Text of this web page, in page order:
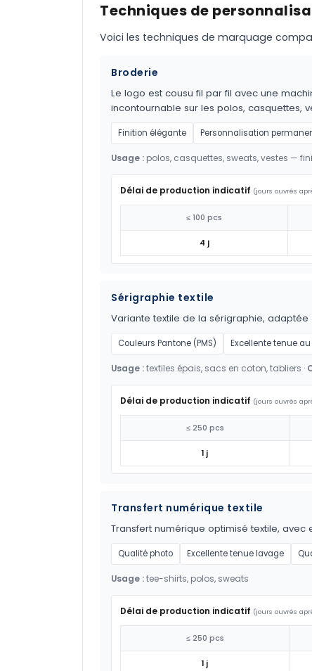
Techniques de
Voici les techniques de marquage
Broderie
Le logo est cousu fil par fil avec une
incontournable sur les polos, casquettes,
Finition élégante Personnalisation
Usage : polos, casquettes, sweats, vestes —
Délai de production indicatif (jours ouvrés
≤ 100 pcs
4 j
Sérigraphie textile
Variante textile de la sérigraphie, adaptée
Couleurs Pantone (PMS) Excellente tenue
Usage :textiles épais, sacs en coton, tabliers ·
Délai de production indicatif (jours ouvrés
≤ 250 pcs
1 j
Transfert numérique textile
Transfert numérique optimisé textile, avec
Qualité photo Excellente tenue lavage
Usage :tee-shirts, polos, sweats
Délai de production indicatif (jours ouvrés
≤ 250 pcs
1 j